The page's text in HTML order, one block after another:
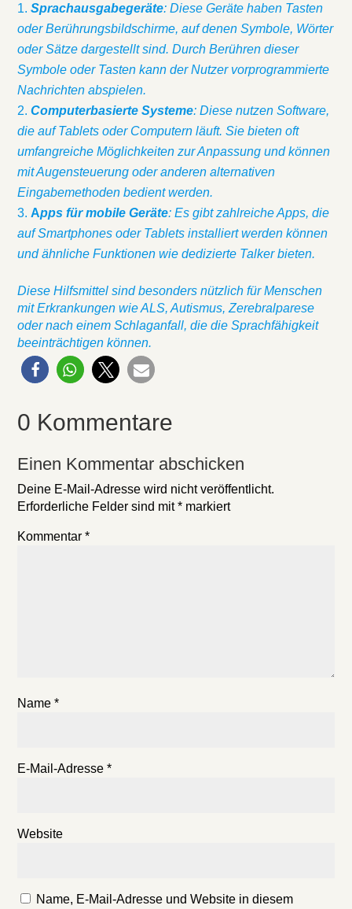
Sprachausgabegeräte: Diese Geräte haben Tasten
oder Berührungsbildschirme, auf denen Symbole, Wörter
oder Sätze dargestellt sind. Durch Berühren dieser
Symbole oder Tasten kann der Nutzer vorprogrammierte
Nachrichten abspielen.
Computerbasierte Systeme: Diese nutzen Software,
die auf Tablets oder Computern läuft. Sie bieten oft
umfangreiche Möglichkeiten zur Anpassung und können
mit Augensteuerung oder anderen alternativen
Eingabemethoden bedient werden.
Apps für mobile Geräte: Es gibt zahlreiche Apps, die
auf Smartphones oder Tablets installiert werden können
und ähnliche Funktionen wie dedizierte Talker bieten.
Diese Hilfsmittel sind besonders nützlich für Menschen
mit Erkrankungen wie ALS, Autismus, Zerebralparese
oder nach einem Schlaganfall, die die Sprachfähigkeit
beeinträchtigen können.
0 Kommentare
Einen Kommentar abschicken
Deine E-Mail-Adresse wird nicht veröffentlicht.
Erforderliche Felder sind mit* markiert
Kommentar*
Name*
E-Mail-Adresse*
Website
Name, E-Mail-Adresse und Website in diesem